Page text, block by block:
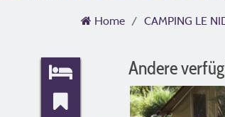
Home CAMPING LE
Andere